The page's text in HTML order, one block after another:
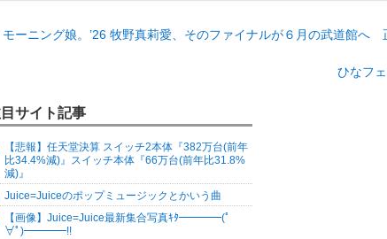
モーニング娘。’26 牧野真莉愛、そのファイナルが６月の武道館へ
ひなフ
サイト記事
【悲報】任天堂決算 スイッチ2本体『382万台(前年
比34.4%減)』スイッチ本体『66万台(前年比31.8%
減)』
Juice=Juiceのポップミュージックとかいう曲
【画像】Juice=Juice最新集合写真ｷﾀ━━━━(ﾟ
∀ﾟ)━━━━!!